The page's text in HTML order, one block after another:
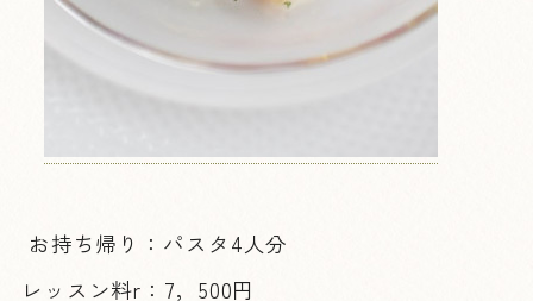
お持ち帰り：パスタ4人分
レッスン料r：7，500円